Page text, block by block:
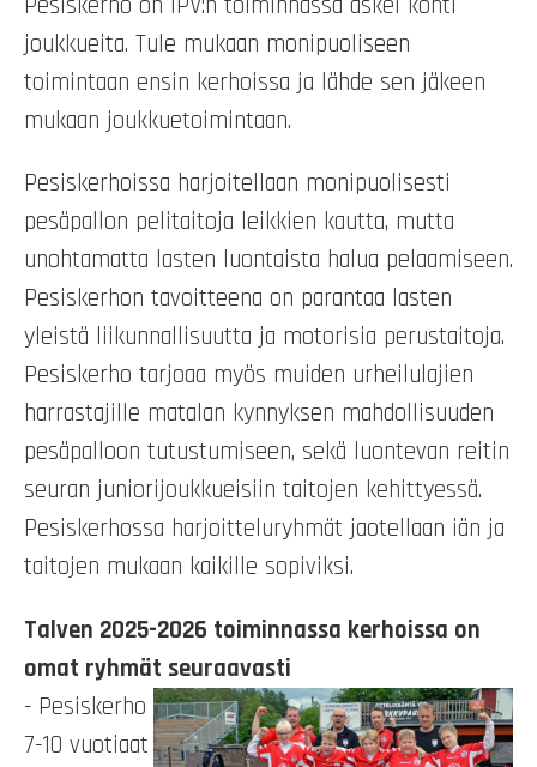
joukkueita. Tule mukaan monipuoliseen
toimintaan ensin kerhoissa ja lähde sen jäkeen
mukaan joukkuetoimintaan.
Pesiskerhoissa harjoitellaan monipuolisesti
pesäpallon pelitaitoja leikkien kautta, mutta
unohtamatta lasten luontaista halua pelaamiseen.
Pesiskerhon tavoitteena on parantaa lasten
yleistä liikunnallisuutta ja motorisia perustaitoja.
Pesiskerho tarjoaa myös muiden urheilulajien
harrastajille matalan kynnyksen mahdollisuuden
pesäpalloon tutustumiseen, sekä luontevan reitin
seuran juniorijoukkueisiin taitojen kehittyessä.
Pesiskerhossa harjoitteluryhmät jaotellaan iän ja
taitojen mukaan kaikille sopiviksi.
Talven 2025-2026 toiminnassa kerhoissa on
omat ryhmät seuraavasti
- Pesiskerho
7-10 vuotiaat